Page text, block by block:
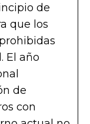
de
que los
El año
de
con